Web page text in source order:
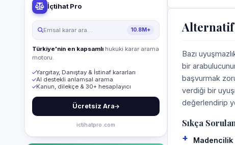
İçtihat Pro
Emsal karar ara… 10.8M+
Türkiye'nin en kapsamlı hukuki karar arama
motoru.
Yargıtay, Danıştay & İstinaf kararları
AI destekli anlamsal arama
Kanun, dilekçe & 30+ hesaplayıcı
Ücretsiz Ara
ictihatpro.com
Alternatif
Bazı
bir
başvurmak
verdiği bir
değerlendirip
Sıkça
Madencilik